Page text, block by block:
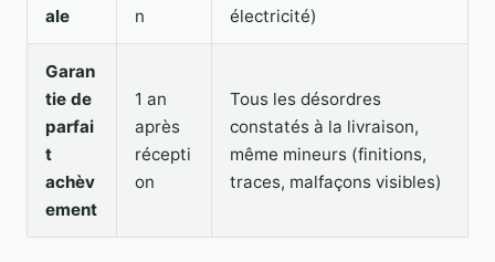
ale
n
électricité)
Garan
tie de
parfai
t
achèv
ement
1 an
après
récepti
on
Tous les désordres
constatés à la livraison,
même mineurs (finitions,
traces, malfaçons visibles)